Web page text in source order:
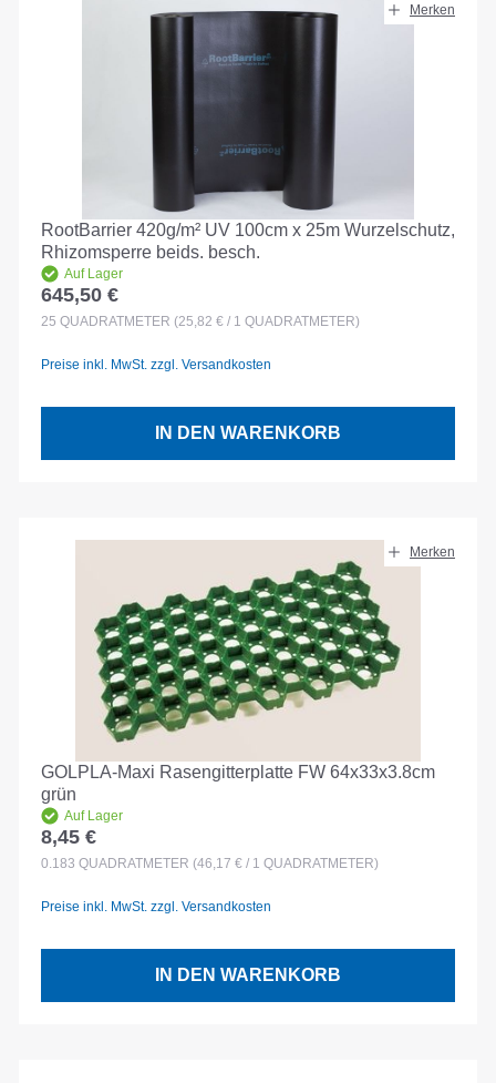
Merken
RootBarrier 420g/m² UV 100cm x 25m Wurzelschutz,
Rhizomsperre beids. besch.
Auf Lager
Regulärer Preis:
645,50 €
25 QUADRATMETER (25,82 € / 1 QUADRATMETER)
Preise inkl. MwSt. zzgl. Versandkosten
IN DEN WARENKORB
Merken
GOLPLA-Maxi Rasengitterplatte FW 64x33x3.8cm
grün
Auf Lager
Regulärer Preis:
8,45 €
0.183 QUADRATMETER (46,17 € / 1 QUADRATMETER)
Preise inkl. MwSt. zzgl. Versandkosten
IN DEN WARENKORB